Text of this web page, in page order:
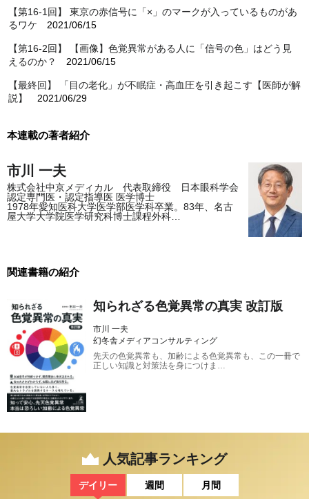
【第16-1回】 東京の赤信号に「×」のマークが入っているものがあ
るワケ 2021/06/15
【第16-2回】 【画像】色覚異常がある人に「信号の色」はどう見
えるのか？
2021/06/15
【最終回】 「目の老化」が不眠症・高血圧を引き起こす【医師が解
説】
2021/06/29
本連載の著者紹介
市川 一夫
株式会社中京メディカル 代表取締役 日本眼科学会
認定専門医・認定指導医 医学博士
1978年愛知医科大学医学部医学科卒業。83年、名古
屋大学大学院医学研究科博士課程外科…
関連書籍の紹介
知られざる色覚異常の真実 改訂版
市川 一夫
幻冬舎メディアコンサルティング
先天の色覚異常も、加齢による色覚異常も、この一冊で
正しい知識と対策法を身につけま…
人気記事ランキング
デイリー 週間 月間